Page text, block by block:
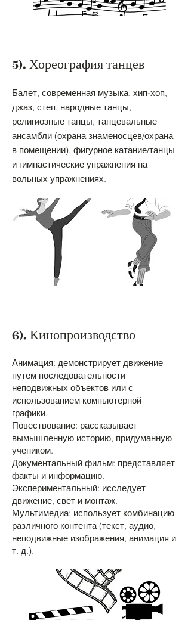
5). Хореография танцев
Балет, современная музыка, хип-хоп,
джаз, степ, народные танцы,
религиозные танцы, танцевальные
ансамбли (охрана знаменосцев/охрана
в помещении), фигурное катание/танцы
и гимнастические упражнения на
вольных упражнениях.
6). Кинопроизводство
Анимация: демонстрирует движение
путем последовательности
неподвижных объектов или с
использованием компьютерной
графики.
Повествование: рассказывает
вымышленную историю, придуманную
учеником.
Документальный фильм: представляет
факты и информацию.
Экспериментальный: исследует
движение, свет и монтаж.
Мультимедиа: использует комбинацию
различного контента (текст, аудио,
неподвижные изображения, анимация и
т. д.).